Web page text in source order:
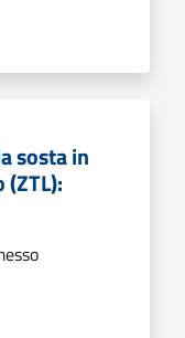
sosta in